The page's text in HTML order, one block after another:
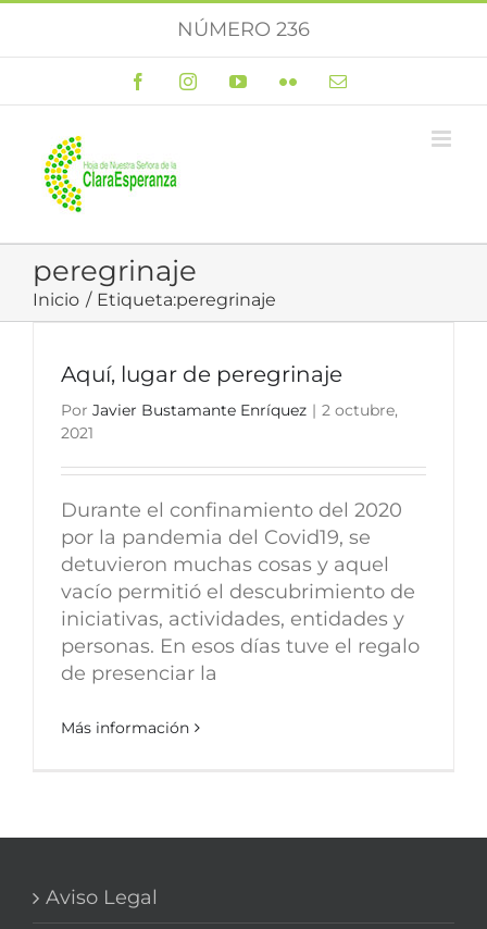
NÚMERO 236
FacebookInstagramYouTubeFlickr Correo
peregrinaje
Inicio Etiqueta:peregrinaje
Aquí, lugar de peregrinaje
Por Javier Bustamante Enríquez | 2 octubre,
2021
Durante el confinamiento del 2020
por la pandemia del Covid19, se
detuvieron muchas cosas y aquel
vacío permitió el descubrimiento de
iniciativas, actividades, entidades y
personas. En esos días tuve el regalo
de presenciar la
Más información
Aviso Legal